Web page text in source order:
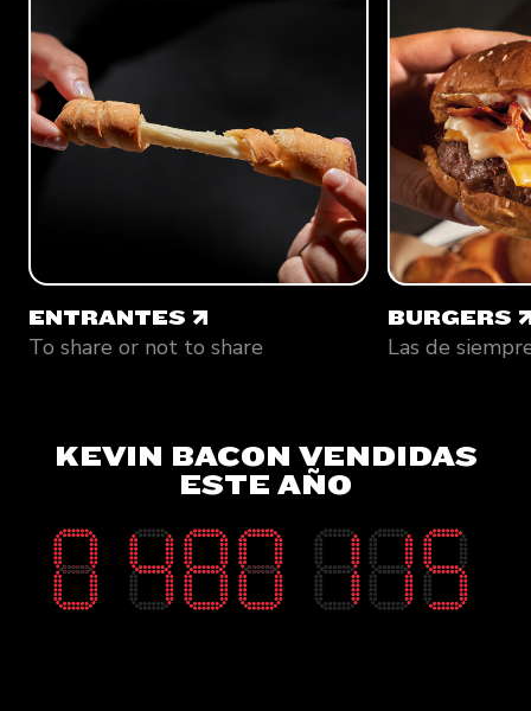
ENTRANTES
ENTRANTES
To share or not to share
BURGERS
BURGERS
Las de
KEVIN BACON VENDIDAS
ESTE AÑO